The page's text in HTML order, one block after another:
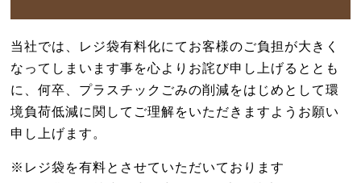
当社では、レジ袋有料化にてお客様のご負担が大きく
なってしまいます事を心よりお詫び申し上げるととも
に、何卒、プラスチックごみの削減をはじめとして環
境負荷低減に関してご理解をいただきますようお願い
申し上げます。
※レジ袋を有料とさせていただいております